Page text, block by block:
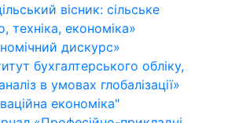
вісник: сільське
техніка, економіка»
дискурс»
бухгалтерського обліку,
в умовах глобалізації»
економіка"